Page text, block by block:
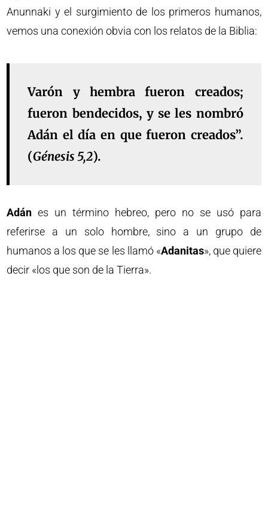
Anunnaki y el surgimiento de los primeros humanos,
vemos una conexión obvia con los relatos de la Biblia:
Varón y hembra fueron creados;
fueron bendecidos, y se les nombró
Adán el día en que fueron creados”.
(Génesis 5,2).
Adán es un término hebreo, pero no se usó para
referirse a un solo hombre, sino a un grupo de
humanos a los que se les llamó «Adanitas», que quiere
decir «los que son de la Tierra».